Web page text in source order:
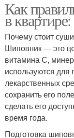
Как
в
Почему стоит
Шиповник — это
витамина С,
используются для
лекарственных
сохранить его
сделать его
время года.
Подготовка